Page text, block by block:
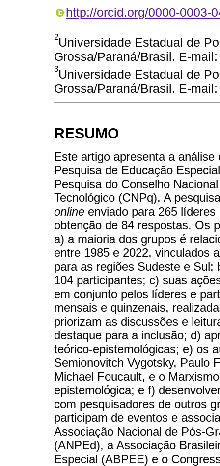
http://orcid.org/0000-0003-
2Universidade Estadual de
Grossa/Paraná/Brasil. E-
3Universidade Estadual de
Grossa/Paraná/Brasil. E-
RESUMO
Este artigo apresenta a
Pesquisa de Educação
Pesquisa do Conselho
Tecnológico (CNPq). A
online enviado para 265
obtenção de 84 respostas. Os
a) a maioria dos grupos é
entre 1985 e 2022, vinculados
para as regiões Sudeste e
104 participantes; c) suas
em conjunto pelos líderes e
mensais e quinzenais,
priorizam as discussões e
destaque para a inclusão; d)
teórico-epistemológicas; e) os
Semionovitch Vygotsky, Paulo
Michael Foucault, e o
epistemológica; e f)
com pesquisadores de outros
participam de eventos e
Associação Nacional de Pós-
(ANPEd), a Associação
Especial (ABPEE) e o